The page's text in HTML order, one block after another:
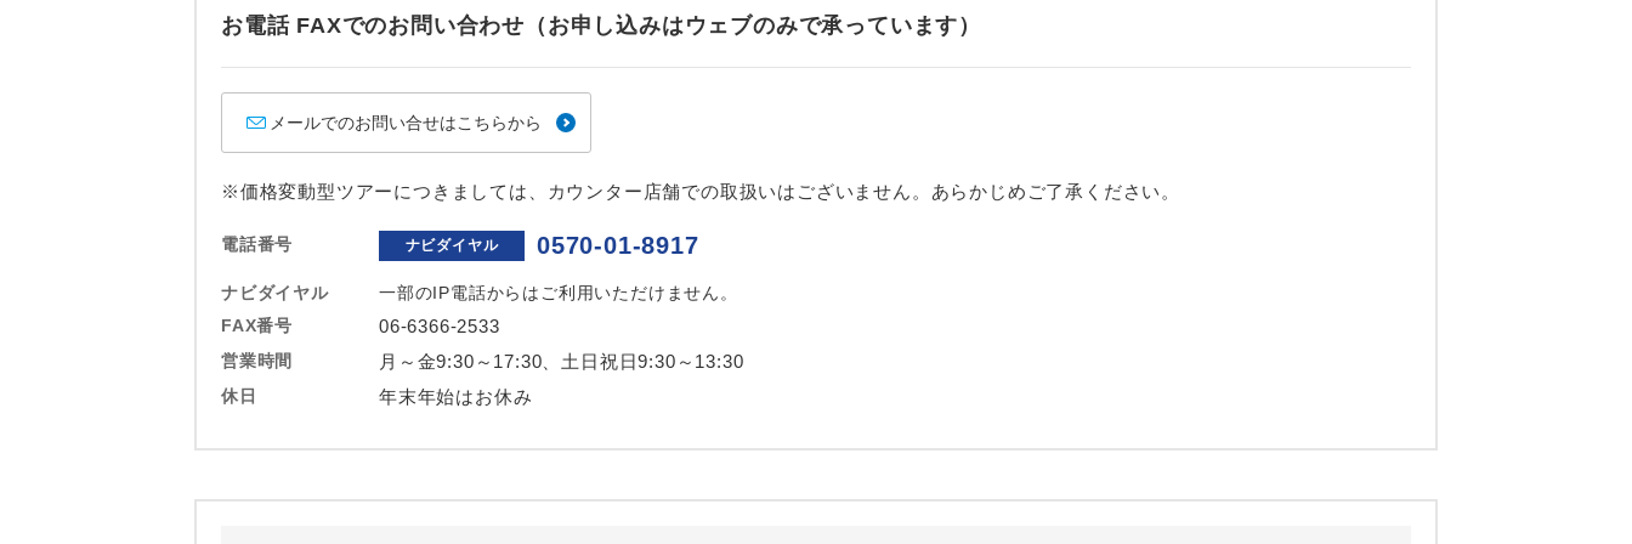
お電話 FAXでのお問い合わせ（お申し込みはウェブのみで承っています）
メールでのお問い合せはこちらから
※価格変動型ツアーにつきましては、カウンター店舗での取扱いはございません。あらかじめご了承ください。
電話番号 ナビダイヤル 0570-01-8917
ナビダイヤル
一部のIP電話からはご利用いただけません。
FAX番号
06-6366-2533
営業時間 月～金9:30～17:30、土日祝日9:30～13:30
休日 年末年始はお休み
ホテル指定 ご紹介するホテルを指定したコースです。
おひとり様バス2席利用 おひとり様でバス席を2席利⽤できます。